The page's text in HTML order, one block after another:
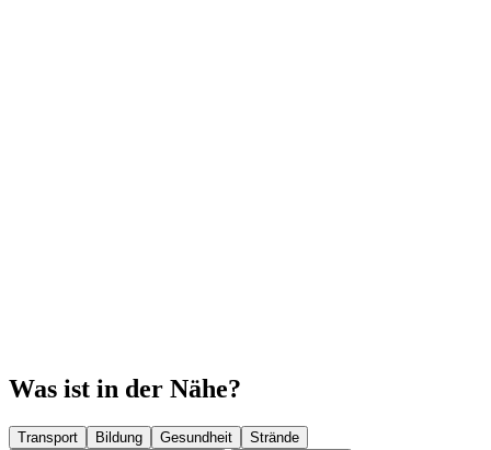
Was ist in der Nähe?
Transport Bildung Gesundheit
Strände